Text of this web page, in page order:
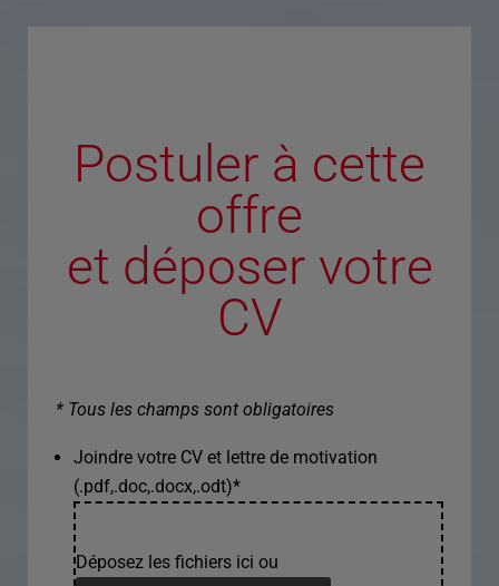
Postuler à cette
offre
et déposer votre
CV
* Tous les champs sont obligatoires
Joindre votre CV et lettre de motivation
(.pdf,.doc,.docx,.odt)*
Déposez les fichiers ici ou